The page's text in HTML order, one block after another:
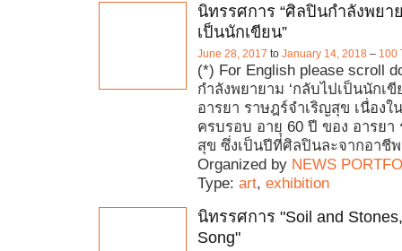
นิทรรศการ “ศิลปินกำลังพยา
เป็นนักเขียน”
June 28, 2017 to January 14, 2018 – 100
(*) For English please scroll
กำลังพยายาม ‘กลับไปเป็นนักเขี
อารยา ราษฎร์จำเริญสุข เนื่องใ
ครบรอบ อายุ 60 ปี ของ อารยา
สุข ซึ่งเป็นปีที่ศิลปินละจากอาชี
Organized by NEWS
Type: art, exhibition
นิทรรศการ "Soil and
Song"